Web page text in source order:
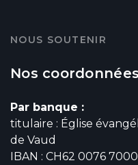
NOUS SOUTENIR
Nos
Par banque :
titulaire : Église
de Vaud
IBAN : CH62 0076